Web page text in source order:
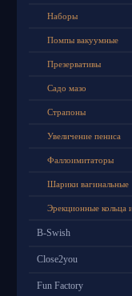
Наборы
Помпы вакуумные
Презервативы
Садо мазо
Страпоны
Увеличение пениса
Фаллоимитаторы
Шарики вагинальные
Эрекционные кольца
B-Swish
Close2you
Fun Factory